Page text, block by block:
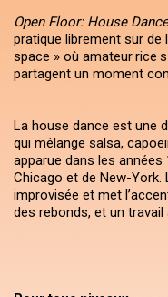
Open Floor: House Dance
pratique librement sur de
space » où
partagent un moment
La house dance est une
qui mélange salsa,
apparue dans les
Chicago et de New-York.
improvisée et met
des rebonds, et un travail